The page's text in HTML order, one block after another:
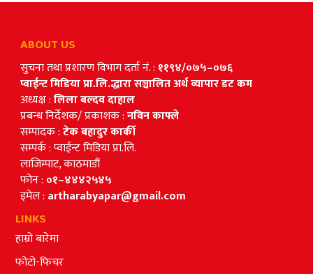
ABOUT US
सुचना तथा प्रशारण विभाग दर्ता नं. : ११९४/०७५–०७६
प्वाईन्ट मिडिया प्रा.लि.द्धारा सञ्चालित अर्थ व्यापार डट कम
अध्यक्ष :लिला बल्दव दाहाल
प्रबन्ध निर्देशक/ प्रकाशक :नविन काफ्ले
सम्पादक :टेक बहादुर कार्की
सम्पर्क : प्वाईन्ट मिडिया प्रा.लि.
लाजिम्पाट, काठमाडौं
फोन : ०१–४४४२५४५
इमेल : artharabyapar@gmail.com
LINKS
हाम्रो बारेमा
फोटो-फिचर